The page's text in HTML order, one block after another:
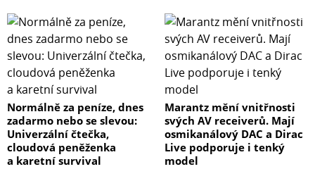
Normálně za peníze, dnes
zadarmo nebo se slevou:
Univerzální čtečka,
cloudová peněženka
a karetní survival
Marantz mění vnitřnosti
svých AV receiverů. Mají
osmikanálový DAC a Dirac
Live podporuje i tenký
model